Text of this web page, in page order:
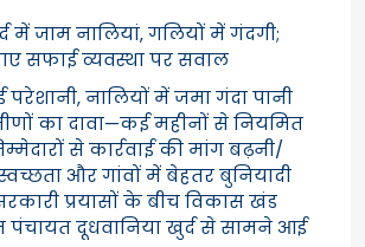
में जाम नालियां, गलियों में गंदगी;
सफाई व्यवस्था पर सवाल
परेशानी, नालियों में जमा गंदा पानी
का दावा—कई महीनों से नियमित
से कार्रवाई की मांग बढ़नी/
स्वच्छता और गांवों में बेहतर बुनियादी
प्रयासों के बीच विकास खंड
पंचायत दूधवानिया खुर्द से सामने आई